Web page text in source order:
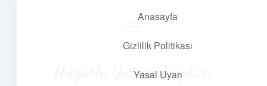
Anasayfa
Gizlilik Politikası
Yasal Uyarı
Huzurlu Yaşam Tüyoları